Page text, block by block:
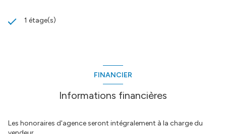
1 étage(s)
FINANCIER
Informations financières
Les honoraires d'agence seront intégralement à la charge du